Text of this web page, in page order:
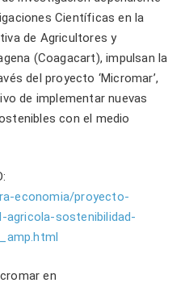
Científicas en la
de Agricultores y
(Coagacart), impulsan la
del proyecto ‘Micromar’,
de implementar nuevas
con el medio
economia/proyecto-
agricola-sostenibilidad-
en